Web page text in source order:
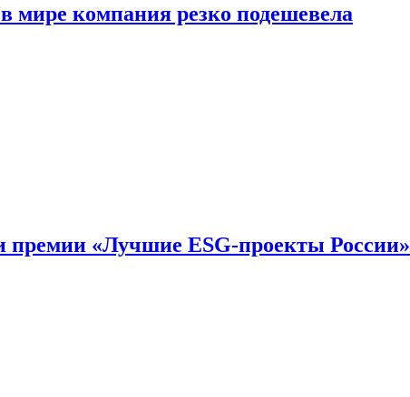
мире компания резко подешевела
премии «Лучшие ESG-проекты России»